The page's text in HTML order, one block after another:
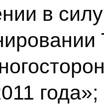
в
года»;